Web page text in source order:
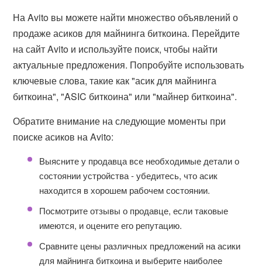
На Avito вы можете найти множество объявлений о
продаже асиков для майнинга биткоина. Перейдите
на сайт Avito и используйте поиск, чтобы найти
актуальные предложения. Попробуйте использовать
ключевые слова, такие как "асик для майнинга
биткоина", "ASIC биткоина" или "майнер биткоина".
Обратите внимание на следующие моменты при
поиске асиков на Avito:
Выясните у продавца все необходимые детали о
состоянии устройства - убедитесь, что асик
находится в хорошем рабочем состоянии.
Посмотрите отзывы о продавце, если таковые
имеются, и оцените его репутацию.
Сравните цены различных предложений на асики
для майнинга биткоина и выберите наиболее